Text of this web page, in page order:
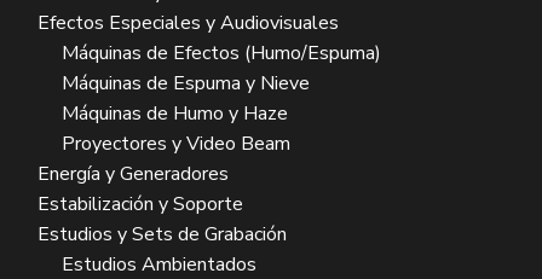
Efectos Especiales y Audiovisuales
Máquinas de Efectos (Humo/Espuma)
Máquinas de Espuma y Nieve
Máquinas de Humo y Haze
Proyectores y Video Beam
Energía y Generadores
Estabilización y Soporte
Estudios y Sets de Grabación
Estudios Ambientados